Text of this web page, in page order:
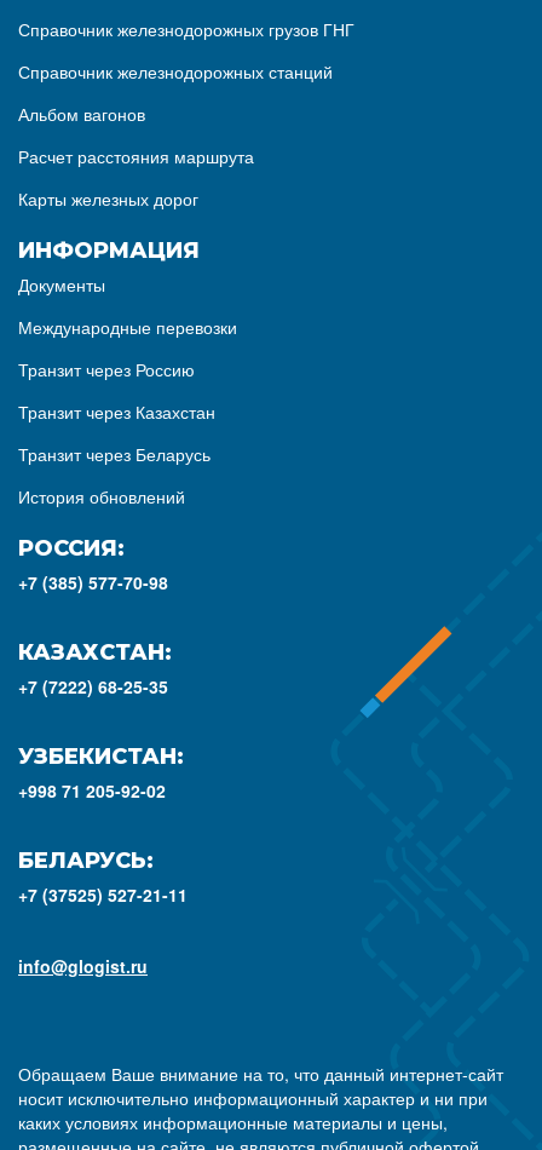
Справочник железнодорожных грузов ГНГ
Справочник железнодорожных станций
Альбом вагонов
Расчет расстояния маршрута
Карты железных дорог
ИНФОРМАЦИЯ
Документы
Международные перевозки
Транзит через Россию
Транзит через Казахстан
Транзит через Беларусь
История обновлений
РОССИЯ:
+7 (385) 577-70-98
КАЗАХСТАН:
+7 (7222) 68-25-35
УЗБЕКИСТАН:
+998 71 205-92-02
БЕЛАРУСЬ:
+7 (37525) 527-21-11
info@glogist.ru
Обращаем Ваше внимание на то, что данный интернет-сайт
носит исключительно информационный характер и ни при
каких условиях информационные материалы и цены,